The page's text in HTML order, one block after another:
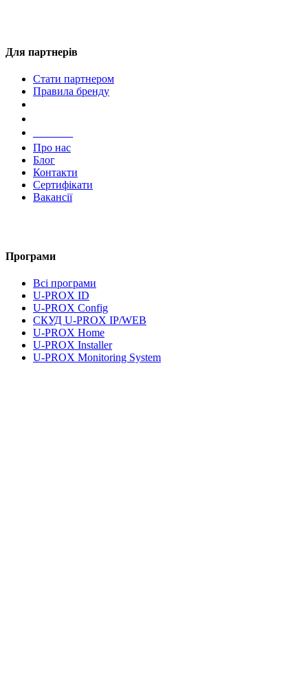
Для партнерів
Стати партнером
Правила бренду
Про нас
Блог
Контакти
Сертифікати
Вакансії
Програми
Всі програми
U-PROX ID
U-PROX Config
СКУД U-PROX IP/WEB
U-PROX Home
U-PROX Installer
U-PROX Monitoring System